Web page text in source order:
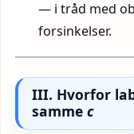
— i tråd med
forsinkelser.
III. Hvorfor
samme c